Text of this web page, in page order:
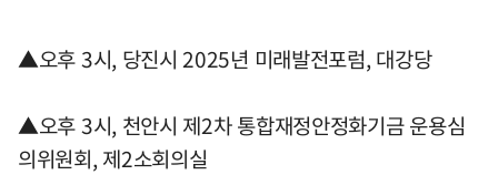
▲오후 3시, 당진시 2025년 미래발전포럼, 대강당
▲오후 3시, 천안시 제2차 통합재정안정화기금 운용심
의위원회, 제2소회의실